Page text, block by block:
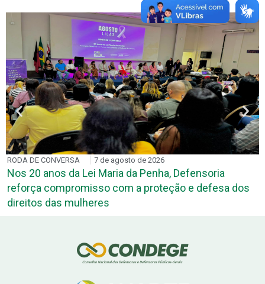
RODA DE CONVERSA 7 de agosto de 2026
Nos 20 anos da Lei Maria da Penha, Defensoria
reforça compromisso com a proteção e defesa dos
direitos das mulheres